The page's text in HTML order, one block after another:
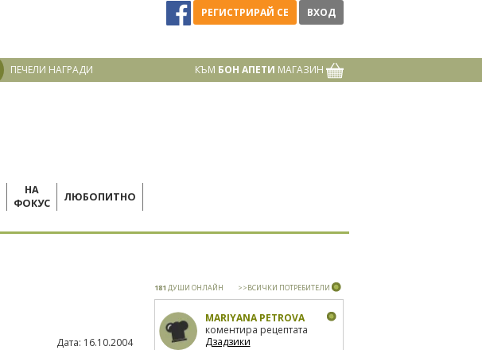
РЕГИСТРИРАЙ СЕ ВХОД
ПЕЧЕЛИ НАГРАДИ КЪМ БОН АПЕТИ МАГАЗИН
НА
ФОКУС
ЛЮБОПИТНО
Дата: 16.10.2004
181 ДУШИ ОНЛАЙН >>ВСИЧКИ ПОТРЕБИТЕЛИ
MARIYANA PETROVA
коментира рецептата
Дзадзики